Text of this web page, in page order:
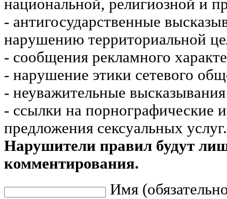
национальной, религиозной и
- антигосударственные
нарушению территориальной
- сообщения рекламного
- нарушение этики сетевого
- неуважительные
- ссылки на порнографические
предложения сексуальных услуг.
Нарушители правил будут
комментирования.
Имя